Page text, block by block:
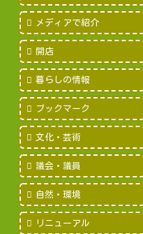
メディアで紹介
開店
暮らしの情報
ブックマーク
文化・芸術
議会・議員
自然・環境
リニューアル